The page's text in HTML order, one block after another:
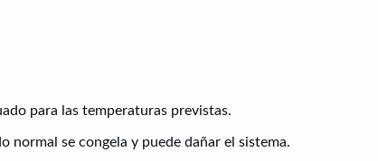
para las temperaturas previstas.
normal se congela y puede dañar el sistema.